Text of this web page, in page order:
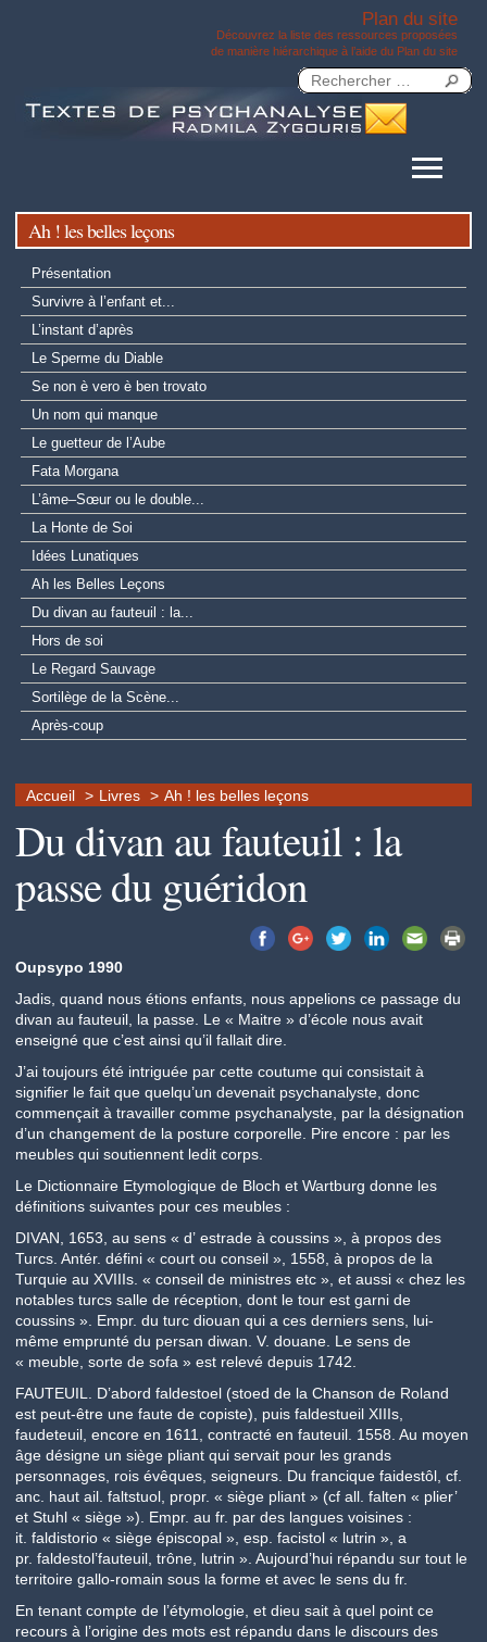
Plan du site
Découvrez la liste des ressources proposées
de manière hiérarchique à l’aide du Plan du site
Ah ! les belles leçons
Présentation
Survivre à l’enfant et...
L’instant d’après
Le Sperme du Diable
Se non è vero è ben trovato
Un nom qui manque
Le guetteur de l’Aube
Fata Morgana
L’âme–Sœur ou le double...
La Honte de Soi
Idées Lunatiques
Ah les Belles Leçons
Du divan au fauteuil : la...
Hors de soi
Le Regard Sauvage
Sortilège de la Scène...
Après-coup
Accueil Livres Ah ! les belles leçons
Du divan au fauteuil : la
passe du guéridon
Oupsypo 1990
Jadis, quand nous étions enfants, nous appelions ce passage du
divan au fauteuil, la passe. Le « Maitre » d’école nous avait
enseigné que c’est ainsi qu’il fallait dire.
J’ai toujours été intriguée par cette coutume qui consistait à
signifier le fait que quelqu’un devenait psychanalyste, donc
commençait à travailler comme psychanalyste, par la désignation
d’un changement de la posture corporelle. Pire encore : par les
meubles qui soutiennent ledit corps.
Le Dictionnaire Etymologique de Bloch et Wartburg donne les
définitions suivantes pour ces meubles :
DIVAN, 1653, au sens « d’ estrade à coussins », à propos des
Turcs. Antér. défini « court ou conseil », 1558, à propos de la
Turquie au XVIIIs. « conseil de ministres etc », et aussi « chez les
notables turcs salle de réception, dont le tour est garni de
coussins ». Empr. du turc diouan qui a ces derniers sens, lui-
même emprunté du persan diwan. V. douane. Le sens de
« meuble, sorte de sofa » est relevé depuis 1742.
FAUTEUIL. D’abord faldestoel (stoed de la Chanson de Roland
est peut-être une faute de copiste), puis faldestueil XIIIs,
faudeteuil, encore en 1611, contracté en fauteuil. 1558. Au moyen
âge désigne un siège pliant qui servait pour les grands
personnages, rois évêques, seigneurs. Du francique faidestôl, cf.
anc. haut ail. faltstuol, propr. « siège pliant » (cf all. falten « plier’
et Stuhl « siège »). Empr. au fr. par des langues voisines :
it. faldistorio « siège épiscopal », esp. facistol « lutrin », a
pr. faldestol’fauteuil, trône, lutrin ». Aujourd’hui répandu sur tout le
territoire gallo-romain sous la forme et avec le sens du fr.
En tenant compte de l’étymologie, et dieu sait à quel point ce
recours à l’origine des mots est répandu dans le discours des